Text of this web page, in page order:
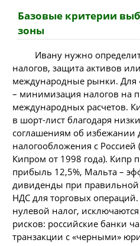
Базовые критерии
зоны
Ивану нужно
налогов, защита активов
международные рынки. Для
– минимизация налогов на
международных расчетов.
в шорт-лист благодаря
соглашениям об избежании
налогообложения с
Кипром от 1998 года). Кипр
прибыль 12,5%, Мальта –
дивиденды при правильной
НДС для торговых
нулевой налог,
рисков: российские банки
транзакции с «черными»